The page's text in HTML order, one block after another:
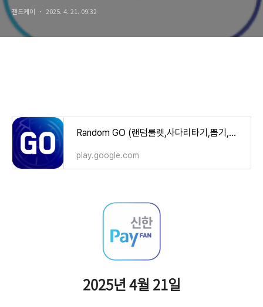
잰드케이 2025. 4. 21. 09:32
Random GO (랜덤룰렛,사다리타기,뽑기,복불복) - Google Play 앱
play.google.com
2025년 4월 21일